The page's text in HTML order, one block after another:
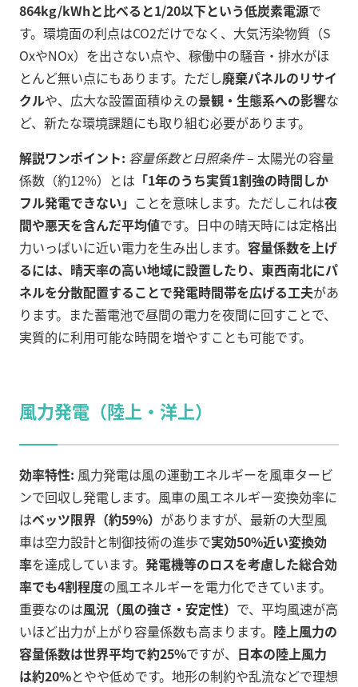
864kg/kWhと比べると1/20以下という低炭素電源で
す。環境面の利点はCO2だけでなく、大気汚染物質（S
OxやNOx）を出さない点や、稼働中の騒音・排水がほ
とんど無い点にもあります。ただし廃棄パネルのリサイ
クルや、広大な設置面積ゆえの景観・生態系への影響な
ど、新たな環境課題にも取り組む必要があります。
解説ワンポイント: 容量係数と日照条件– 太陽光の容量
係数（約12%）とは 「1年のうち実質1割強の時間しか
フル発電できない」 ことを意味します。ただしこれは夜
間や悪天を含んだ平均値です。日中の晴天時には定格出
力いっぱいに近い電力を生み出します。 容量係数を上げ
るには、晴天率の高い地域に設置したり、東西南北にパ
ネルを分散配置することで発電時間帯を広げる工夫があ
ります。また蓄電池で昼間の電力を夜間に回すことで、
実質的に利用可能な時間を増やすことも可能です。
風力発電（陸上・洋上）
効率特性: 風力発電は風の運動エネルギーを風車タービ
ンで回収し発電します。風車の風エネルギー変換効率に
はベッツ限界（約59%） がありますが、最新の大型風
車は空力設計と制御技術の進歩で実効50%近い変換効
率を達成しています。 発電機等のロスを考慮した総合効
率でも4割程度の風エネルギーを電力化できています。
重要なのは風況（風の強さ・安定性） で、平均風速が高
いほど出力が上がり容量係数も高まります。 陸上風力の
容量係数は世界平均で約25%ですが、 日本の陸上風力
は約20%とやや低めです。地形の制約や乱流などで理想